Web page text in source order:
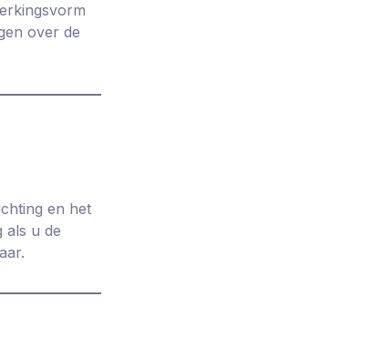
over de
en het
als u de